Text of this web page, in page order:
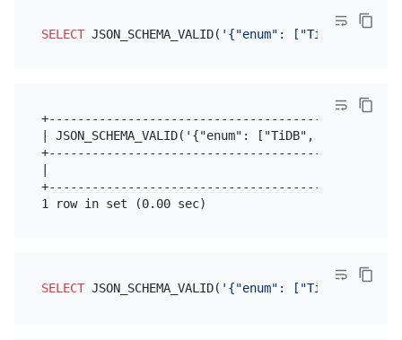
SELECT JSON_SCHEMA_VALID( '{"enum": ["TiDB",
| JSON_SCHEMA_VALID('{"enum": ["TiDB",
SELECT JSON_SCHEMA_VALID( '{"enum": ["TiDB",